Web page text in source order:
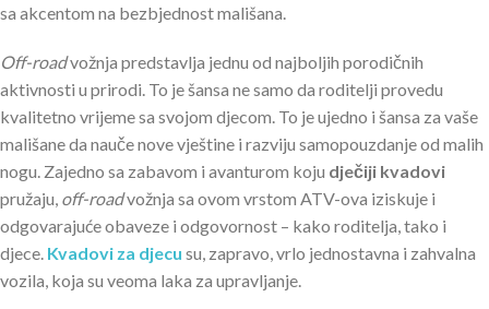
sa akcentom na bezbjednost mališana.
Off-roadvožnja predstavlja jednu od najboljih porodičnih
aktivnosti u prirodi. To je šansa ne samo da roditelji provedu
kvalitetno vrijeme sa svojom djecom. To je ujedno i šansa za vaše
mališane da nauče nove vještine i razviju samopouzdanje od malih
nogu. Zajedno sa zabavom i avanturom koju dječiji kvadovi
pružaju, off-roadvožnja sa ovom vrstom ATV-ova iziskuje i
odgovarajuće obaveze i odgovornost – kako roditelja, tako i
djece. Kvadovi za djecu su, zapravo, vrlo jednostavna i zahvalna
vozila, koja su veoma laka za upravljanje.